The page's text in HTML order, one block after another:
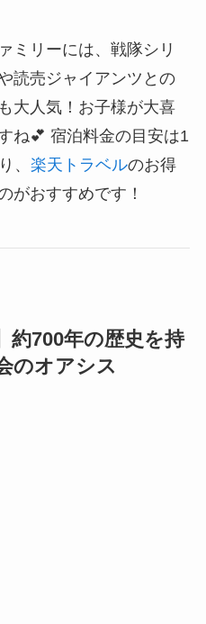
ミリーには、戦隊シリ
読売ジャイアンツとの
大人気！お子様が大喜
ね💕 宿泊料金の目安は1
、 楽天トラベルのお得
がおすすめです！
約700年の歴史を持
のオアシス